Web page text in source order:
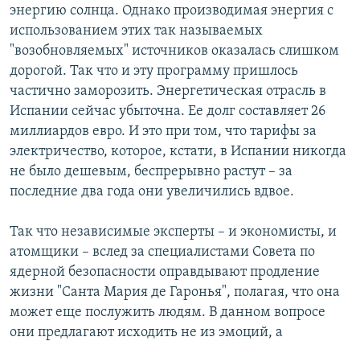
энергию солнца. Однако производимая энергия с
использованием этих так называемых
"возобновляемых" источников оказалась слишком
дорогой. Так что и эту программу пришлось
частично заморозить. Энергетическая отрасль в
Испании сейчас убыточна. Ее долг составляет 26
миллиардов евро. И это при том, что тарифы за
электричество, которое, кстати, в Испании никогда
не было дешевым, беспрерывно растут – за
последние два года они увеличились вдвое.
Так что независимые эксперты – и экономисты, и
атомщики – вслед за специалистами Совета по
ядерной безопасности оправдывают продление
жизни "Санта Мария де Гаронья", полагая, что она
может еще послужить людям. В данном вопросе
они предлагают исходить не из эмоций, а